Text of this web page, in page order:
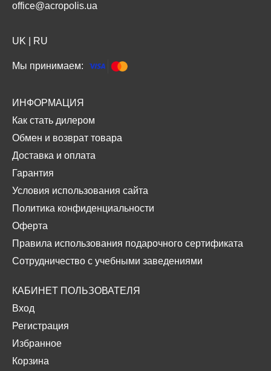
office@acropolis.ua
UK RU
Мы принимаем:
ИНФОРМАЦИЯ
Как стать дилером
Обмен и возврат товара
Доставка и оплата
Гарантия
Условия использования сайта
Политика конфиденциальности
Оферта
Правила использования подарочного сертификата
Сотрудничество с учебными заведениями
КАБИНЕТ ПОЛЬЗОВАТЕЛЯ
Вход
Регистрация
Избранное
Корзина